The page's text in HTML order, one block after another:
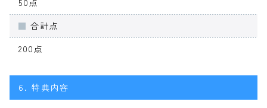
合計点
200点
6. 特典内容